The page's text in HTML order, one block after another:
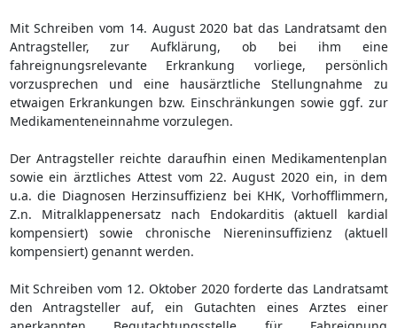
Mit Schreiben vom 14. August 2020 bat das Landratsamt den
Antragsteller, zur Aufklärung, ob bei ihm eine
fahreignungsrelevante Erkrankung vorliege, persönlich
vorzusprechen und eine hausärztliche Stellungnahme zu
etwaigen Erkrankungen bzw. Einschränkungen sowie ggf. zur
Medikamenteneinnahme vorzulegen.
Der Antragsteller reichte daraufhin einen Medikamentenplan
sowie ein ärztliches Attest vom 22. August 2020 ein, in dem
u.a. die Diagnosen Herzinsuffizienz bei KHK, Vorhofflimmern,
Z.n. Mitralklappenersatz nach Endokarditis (aktuell kardial
kompensiert) sowie chronische Niereninsuffizienz (aktuell
kompensiert) genannt werden.
Mit Schreiben vom 12. Oktober 2020 forderte das Landratsamt
den Antragsteller auf, ein Gutachten eines Arztes einer